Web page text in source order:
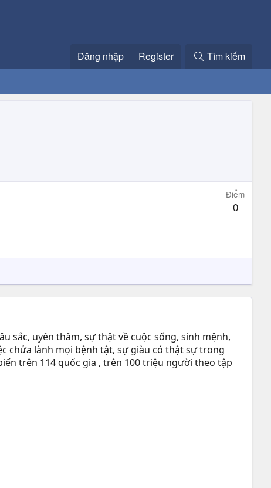
Đăng nhập Register Tìm kiếm
Điểm
0
sắc, uyên thâm, sự thật về cuộc sống, sinh mệnh,
chửa lành mọi bệnh tật, sự giàu có thật sự trong
trên 114 quốc gia , trên 100 triệu người theo tập